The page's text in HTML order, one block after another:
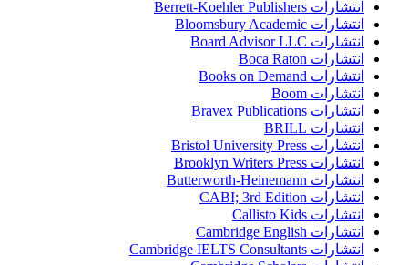
انتشارات Berrett-Koehler Publishers
انتشارات Bloomsbury Academic
انتشارات Board Advisor LLC
انتشارات Boca Raton
انتشارات Books on Demand
انتشارات Boom
انتشارات Bravex Publications
انتشارات BRILL
انتشارات Bristol University Press
انتشارات Brooklyn Writers Press
انتشارات Butterworth-Heinemann
انتشارات CABI; 3rd Edition
انتشارات Callisto Kids
انتشارات Cambridge English
انتشارات Cambridge IELTS Consultants